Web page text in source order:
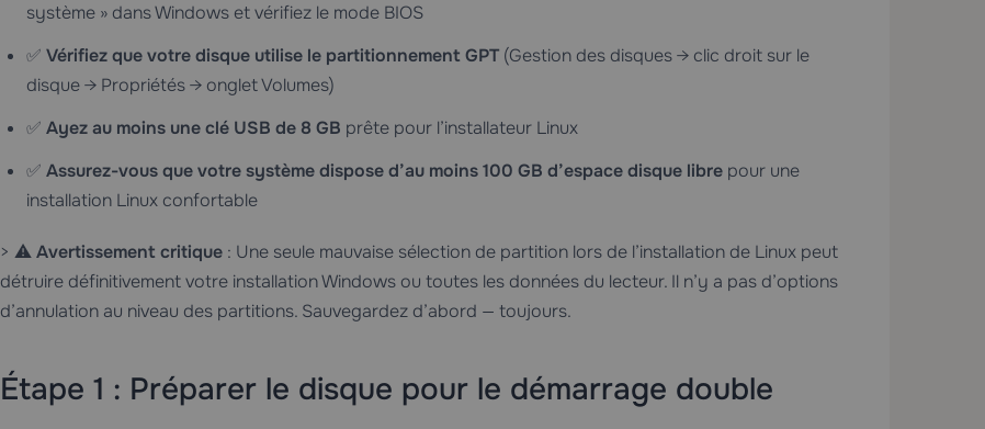
système » dans Windows et vérifiez le mode BIOS
✅ Vérifiez que votre disque utilise le partitionnement GPT(Gestion des disques → clic droit sur le
disque → Propriétés → onglet Volumes)
✅ Ayez au moins une clé USB de 8 GB prête pour l’installateur Linux
✅ Assurez-vous que votre système dispose d’au moins 100 GB d’espace disque librepour une
installation Linux confortable
> ⚠️Avertissement critique: Une seule mauvaise sélection de partition lors de l’installation de Linux peut
détruire définitivement votre installation Windows ou toutes les données du lecteur. Il n’y a pas d’options
d’annulation au niveau des partitions. Sauvegardez d’abord — toujours.
Étape 1 : Préparer le disque pour le démarrage double